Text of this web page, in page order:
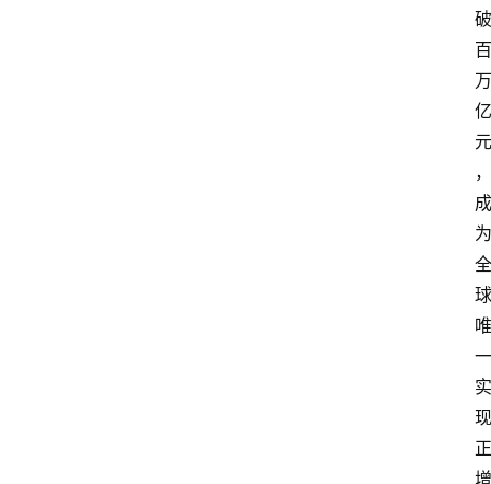
破
百
万
亿
元
，
成
为
全
球
唯
一
实
现
正
增